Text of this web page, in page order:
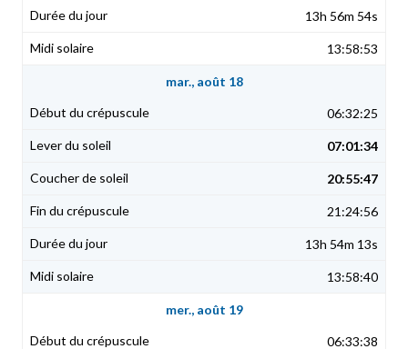
13h 56m 54s
13:58:53
mar., août 18
06:32:25
07:01:34
20:55:47
21:24:56
13h 54m 13s
13:58:40
mer., août 19
06:33:38